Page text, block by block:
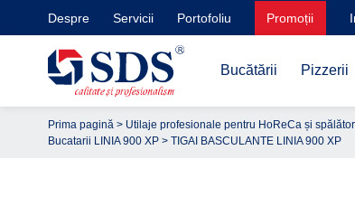
Despre Servicii Portofoliu Promoții
Bucătării Pizzerii
Prima pagină > Utilaje profesionale pentru HoReCa și
Bucatarii LINIA 900 XP> TIGAI BASCULANTE LINIA 900 XP